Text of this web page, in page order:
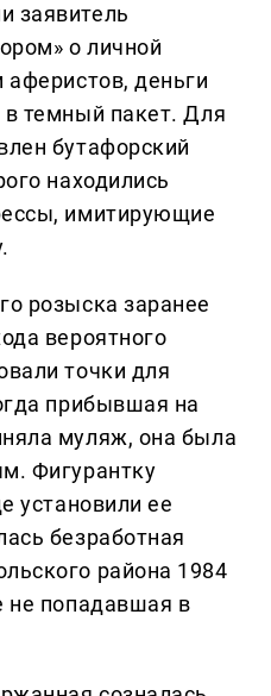
заявитель
о личной
деньги
в темный пакет. Для
бутафорский
находились
имитирующие
розыска заранее
вероятного
точки для
прибывшая на
муляж, она была
Фигурантку
установили ее
безработная
района 1984
не попадавшая в